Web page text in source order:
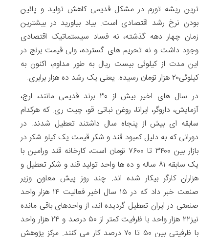
ترین ریشه تورم در مشکل قدیمی کاهش تولید و پائین
بودن نرخ رشد اقتصادی است. بیاد بیاورید در بیشترین
زمان چهار دهه گذشته، نه فساد سیستماتیک اقتصادی
وجود داشت و نه تحریم های گسترده، ولی قیمت برنج در
این مدت از کیلوئی بیست ریال به طور مداوم، اکنون به
کیلوئی۲۰ هزار تومان رسیده. یعنی یک رشد ده هزار برابری.
در سال های اخیر بیش از ۳۰ برند قدیمی مانند، ارج،
آزمایش، داروگر، ایرانا، روغن نباتی قو، چیت ری. که هرکدام
سابقه ای بیش از پنجاه سال داشتند تعطیل شدند. در
دورانی که به دلیل کمبود قند و شکر قیمت یک کیلو شکر در
بازار بین ۳۴۰۰ تا ۷۶۰۰ تومان است، کارخانه قند ورامین با
یک سابقه ۸۱ ساله و ده ها واحد تولید قند و شکر تعطیل و
هزاران کارگر بیکار شده اند. چند روز پیش معاون وزیر
صنعت خبر داد که در ۱۵ سال اخیر فعالیت ۱۴ هزار واحد
صنعتی در ایران تعطیل گردیده اند، از واحدهای باقی مانده
نیز۲۲ هزار واحد با ظرفیت کمتر از ۵۰ درصد و ۲۴ هزار واحد
با ظرفیتی بین ۵۰ تا ۷۰ درصد کار می کنند. مرکز پژوهش